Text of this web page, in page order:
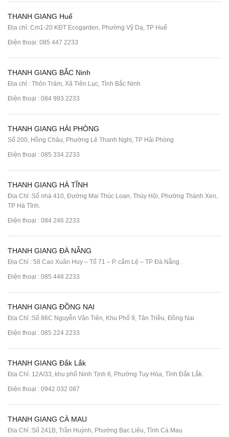
THANH GIANG Huế
Địa chỉ: Cm1-20 KĐT Ecogarden, Phường Vỹ Dạ, TP Huế
Điện thoại: 085 447 2233
THANH GIANG BẮC Ninh
Địa chỉ : Thôn Trám, Xã Tiên Lục, Tỉnh Bắc Ninh
Điện thoại : 084 993 2233
THANH GIANG HẢI PHÒNG
Số 200, Hồng Châu, Phường Lê Thanh Nghị, TP Hải Phòng
Điện thoại : 085 334 2233
THANH GIANG HÀ TĨNH
Địa Chỉ :Số nhà 410, Đường Mai Thúc Loan, Thúy Hội, Phường Thành Xen,
TP Hà Tĩnh.
Điện thoại : 084 246 2233
THANH GIANG ĐÀ NẴNG
Địa Chỉ : 58 Cao Xuân Huy – Tổ 71 – P. cẩm Lệ – TP Đà Nẵng .
Điện thoại : 085 448 2233
THANH GIANG ĐỒNG NAI
Địa Chỉ :Số 86C Nguyễn Văn Tiên, Khu Phố 9, Tân Triều, Đồng Nai
Điện thoại : 085 224 2233
THANH GIANG Đắk Lắk
Địa Chỉ: 12A/33, khu phố Ninh Tịnh 6, Phường Tuy Hòa, Tỉnh Đắk Lắk.
Điện thoại : 0942 032 087
THANH GIANG CÀ MAU
Địa Chỉ :Số 241B, Trần Huỳnh, Phường Bạc Liêu, Tỉnh Cà Mau